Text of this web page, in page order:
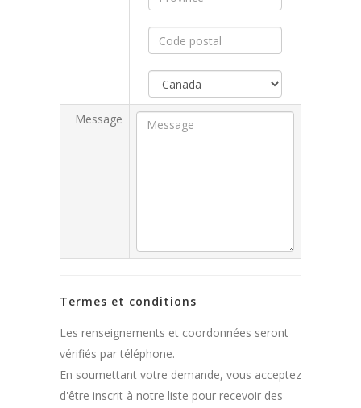
Message
Termes et conditions
Les renseignements et coordonnées seront
vérifiés par téléphone.
En soumettant votre demande, vous acceptez
d'être inscrit à notre liste pour recevoir des